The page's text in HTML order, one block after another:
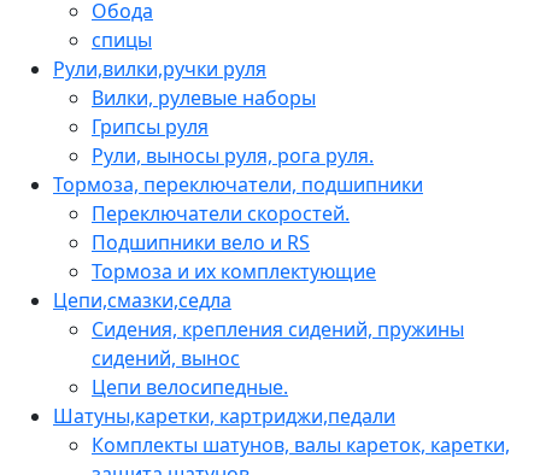
Обода
спицы
Рули,вилки,ручки руля
Вилки, рулевые наборы
Грипсы руля
Рули, выносы руля, рога руля.
Тормоза, переключатели, подшипники
Переключатели скоростей.
Подшипники вело и RS
Тормоза и их комплектующие
Цепи,смазки,седла
Сидения, крепления сидений, пружины
сидений, вынос
Цепи велосипедные.
Шатуны,каретки, картриджи,педали
Комплекты шатунов, валы кареток, каретки,